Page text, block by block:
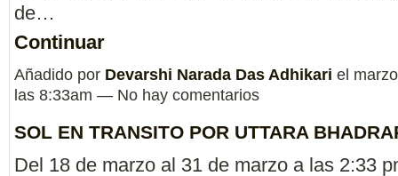
de…
Continuar
Añadido por Devarshi Narada Das Adhikari el
las 8:33am — No hay comentarios
SOL EN TRANSITO POR UTTARA
Del 18 de marzo al 31 de marzo a las 2:33